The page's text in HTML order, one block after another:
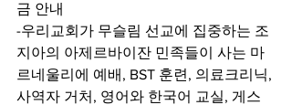
금 안내
-우리교회가 무슬림 선교에 집중하는 조
지아의 아제르바이잔 민족들이 사는 마
르네울리에 예배, BST 훈련, 의료크리닉,
사역자 거처, 영어와 한국어 교실, 게스